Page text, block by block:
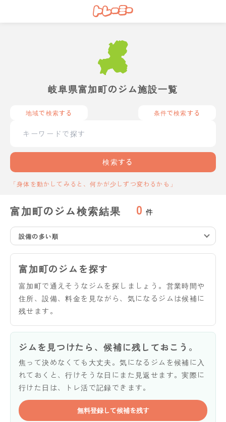
岐阜県富加町のジム施設一覧
地域で検索する 条件で検索する
検索する
「身体を動かしてみると、何かが少しずつ変わるかも」
富加町のジム検索結果 0 件
設備の多い順
富加町のジムを探す
富加町で通えそうなジムを探しましょう。営業時間や
住所、設備、料金を見ながら、気になるジムは候補に
残せます。
ジムを見つけたら、候補に残しておこう。
焦って決めなくても大丈夫。気になるジムを候補に入
れておくと、行けそうな日にまた見返せます。実際に
行けた日は、トレ活で記録できます。
無料登録して候補を残す